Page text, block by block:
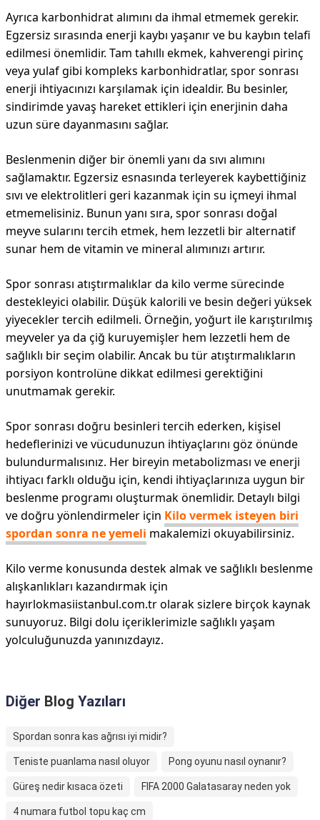
Ayrıca karbonhidrat alımını da ihmal etmemek gerekir.
Egzersiz sırasında enerji kaybı yaşanır ve bu kaybın telafi
edilmesi önemlidir. Tam tahıllı ekmek, kahverengi pirinç
veya yulaf gibi kompleks karbonhidratlar, spor sonrası
enerji ihtiyacınızı karşılamak için idealdir. Bu besinler,
sindirimde yavaş hareket ettikleri için enerjinin daha
uzun süre dayanmasını sağlar.
Beslenmenin diğer bir önemli yanı da sıvı alımını
sağlamaktır. Egzersiz esnasında terleyerek kaybettiğiniz
sıvı ve elektrolitleri geri kazanmak için su içmeyi ihmal
etmemelisiniz. Bunun yanı sıra, spor sonrası doğal
meyve sularını tercih etmek, hem lezzetli bir alternatif
sunar hem de vitamin ve mineral alımınızı artırır.
Spor sonrası atıştırmalıklar da kilo verme sürecinde
destekleyici olabilir. Düşük kalorili ve besin değeri yüksek
yiyecekler tercih edilmeli. Örneğin, yoğurt ile karıştırılmış
meyveler ya da çiğ kuruyemişler hem lezzetli hem de
sağlıklı bir seçim olabilir. Ancak bu tür atıştırmalıkların
porsiyon kontrolüne dikkat edilmesi gerektiğini
unutmamak gerekir.
Spor sonrası doğru besinleri tercih ederken, kişisel
hedeflerinizi ve vücudunuzun ihtiyaçlarını göz önünde
bulundurmalısınız. Her bireyin metabolizması ve enerji
ihtiyacı farklı olduğu için, kendi ihtiyaçlarınıza uygun bir
beslenme programı oluşturmak önemlidir. Detaylı bilgi
ve doğru yönlendirmeler için Kilo vermek isteyen biri
spordan sonra ne yemeli makalemizi okuyabilirsiniz.
Kilo verme konusunda destek almak ve sağlıklı beslenme
alışkanlıkları kazandırmak için
hayırlokmasiistanbul.com.tr olarak sizlere birçok kaynak
sunuyoruz. Bilgi dolu içeriklerimizle sağlıklı yaşam
yolculuğunuzda yanınızdayız.
Diğer Blog Yazıları
Spordan sonra kas ağrısı iyi midir?
Teniste puanlama nasıl oluyor Pong oyunu nasıl oynanır?
Güreş nedir kısaca özeti FIFA 2000 Galatasaray neden yok
4 numara futbol topu kaç cm